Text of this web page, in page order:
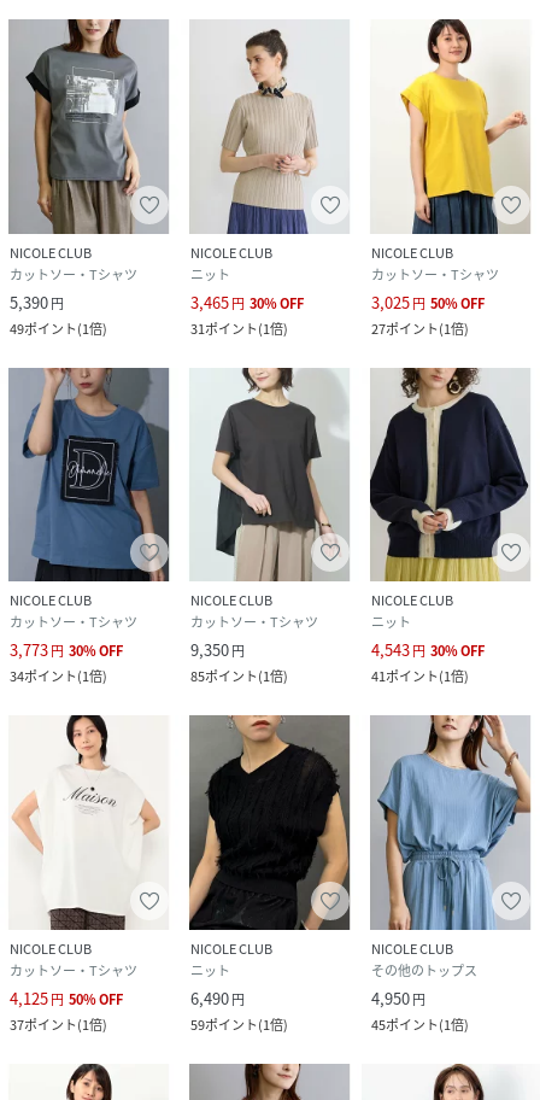
NICOLE CLUB
カットソー・Tシャツ
5,390円
49ポイント(1倍)
NICOLE CLUB
ニット
3,465円 30%OFF
31ポイント(1倍)
NICOLE CLUB
カットソー・Tシャツ
3,025円 50%OFF
27ポイント(1倍)
NICOLE CLUB
カットソー・Tシャツ
3,773円 30%OFF
34ポイント(1倍)
NICOLE CLUB
カットソー・Tシャツ
9,350円
85ポイント(1倍)
NICOLE CLUB
ニット
4,543円 30%OFF
41ポイント(1倍)
NICOLE CLUB
カットソー・Tシャツ
4,125円 50%OFF
37ポイント(1倍)
NICOLE CLUB
ニット
6,490円
59ポイント(1倍)
NICOLE CLUB
その他のトップス
4,950円
45ポイント(1倍)